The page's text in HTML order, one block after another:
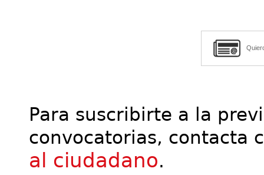
Para suscribirte a la
convocatorias, contacta
al ciudadano.